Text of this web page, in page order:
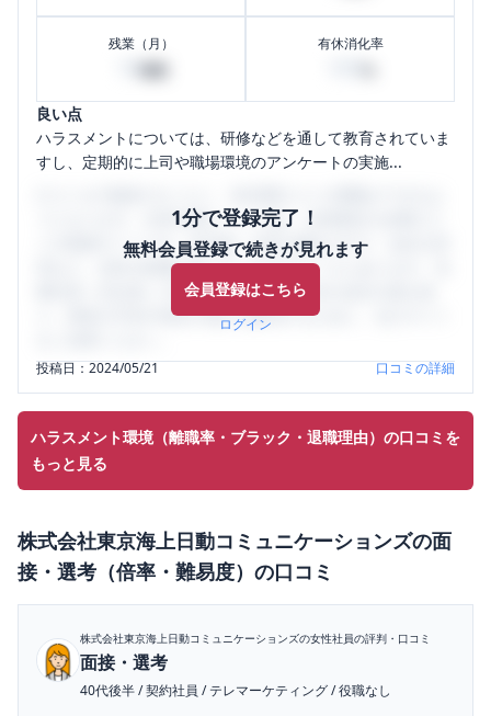
残業（月） 有休消化率
良い点
ハラスメントについては、研修などを通して教育されていま
すし、定期的に上司や職場環境のアンケートの実施...
1分で登録完了！
無料会員登録で続きが見れます
会員登録はこちら
ログイン
うになります。SHEHUB(シーハブ)は、女性限定の企業口コ
ミの投稿サイトです。給与面・女性の働きやすさ・会社の評
判など、女性の転職は気にすべき点がたくさんあります。先
輩社員（元社員）の口コミを通して、本当の会社の姿を知
り、将来の不安や現在の悩みを解消するために、ぜひサイト
投稿日：2024/05/21 口コミの詳細
ハラスメント環境（離職率・ブラック・退職理由）の口コミを
もっと見る
株式会社東京海上日動コミュニケーションズの面
接・選考（倍率・難易度） の口コミ
株式会社東京海上日動コミュニケーションズの女性社員の評判・口コミ
面接・選考
40代後半/契約社員 /テレマーケティング/役職なし